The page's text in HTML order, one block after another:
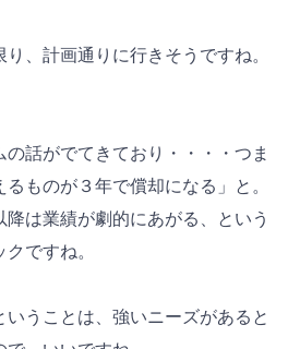
、計画通りに行きそうですね。
の話がでてきており・・・・つま
ものが３年で償却になる」と。
は業績が劇的にあがる、という
ですね。
うことは、強いニーズがあると